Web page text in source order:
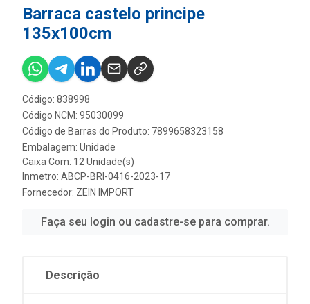
Barraca castelo principe
135x100cm
Código: 838998
Código NCM: 95030099
Código de Barras do Produto: 7899658323158
Embalagem: Unidade
Caixa Com: 12 Unidade(s)
Inmetro: ABCP-BRI-0416-2023-17
Fornecedor: ZEIN IMPORT
Faça seu login ou cadastre-se para comprar.
Descrição